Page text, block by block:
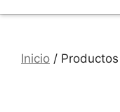
Inicio /